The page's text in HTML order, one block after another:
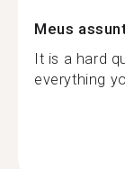
Meus
It is a hard
everything